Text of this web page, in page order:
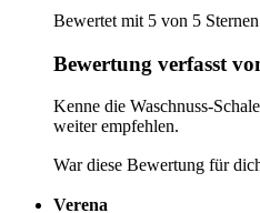
Bewertet mit 5 von 5
Bewertung verfasst
Kenne die Waschnuss-
weiter empfehlen.
War diese Bewertung für
Verena